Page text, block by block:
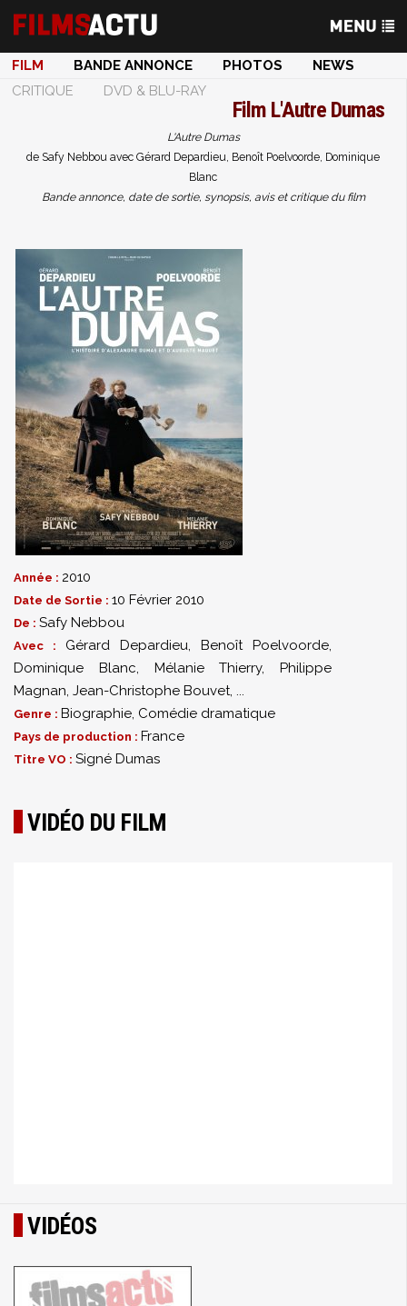
FILM BANDE ANNONCE PHOTOS
NEWS
CRITIQUE
DVD & BLU-RAY
Film L'Autre Dumas
L'Autre Dumas
de Safy Nebbou avec Gérard Depardieu, Benoît Poelvoorde, Dominique
Blanc
Bande annonce, date de sortie, synopsis, avis et critique du film
Année : 2010
Date de Sortie : 10 Février 2010
De : Safy Nebbou
Avec : Gérard Depardieu, Benoît Poelvoorde,
Dominique Blanc, Mélanie Thierry, Philippe
Magnan, Jean-Christophe Bouvet, ...
Genre : Biographie, Comédie dramatique
Pays de production : France
Titre VO : Signé Dumas
VIDÉO DU FILM
VIDÉOS